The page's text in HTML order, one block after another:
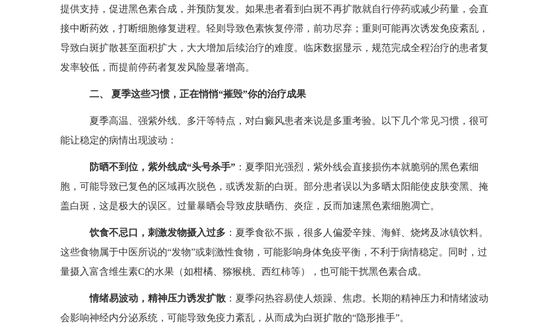
提供支持，促进黑色素合成，并预防复发。如果患者看到白斑不再扩散就自行停药或减少药量，会直
接中断药效，打断细胞修复进程。轻则导致色素恢复停滞，前功尽弃；重则可能再次诱发免疫紊乱，
导致白斑扩散甚至面积扩大，大大增加后续治疗的难度。临床数据显示，规范完成全程治疗的患者复
发率较低，而提前停药者复发风险显著增高。
二、 夏季这些习惯，正在悄悄“摧毁”你的治疗成果
夏季高温、强紫外线、多汗等特点，对白癜风患者来说是多重考验。以下几个常见习惯，很可
能让稳定的病情出现波动：
防晒不到位，紫外线成“头号杀手” ：夏季阳光强烈，紫外线会直接损伤本就脆弱的黑色素细
胞，可能导致已复色的区域再次脱色，或诱发新的白斑。部分患者误以为多晒太阳能使皮肤变黑、掩
盖白斑，这是极大的误区。过量暴晒会导致皮肤晒伤、炎症，反而加速黑色素细胞凋亡。
饮食不忌口，刺激发物摄入过多 ：夏季食欲不振，很多人偏爱辛辣、海鲜、烧烤及冰镇饮料。
这些食物属于中医所说的“发物”或刺激性食物，可能影响身体免疫平衡，不利于病情稳定。同时，过
量摄入富含维生素C的水果（如柑橘、猕猴桃、西红柿等），也可能干扰黑色素合成。
情绪易波动，精神压力诱发扩散 ：夏季闷热容易使人烦躁、焦虑。长期的精神压力和情绪波动
会影响神经内分泌系统，可能导致免疫力紊乱，从而成为白斑扩散的“隐形推手”。